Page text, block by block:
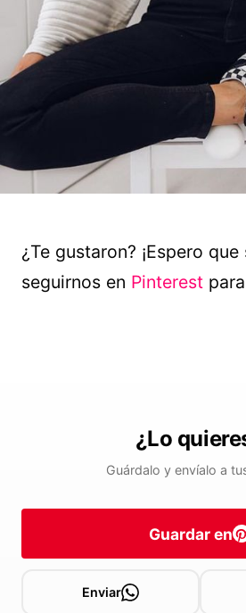
¿Te gustaron? ¡Espero
seguirnos en Pinterest
¿Lo
Guárdalo y envíalo a
Guardar en
Enviar